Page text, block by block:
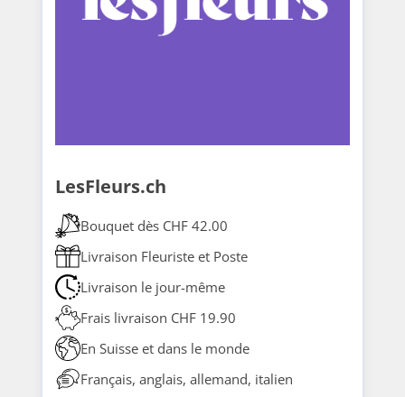
LesFleurs.ch
Bouquet dès CHF 42.00
Livraison Fleuriste et Poste
Livraison le jour-même
Frais livraison CHF 19.90
En Suisse et dans le monde
Français, anglais, allemand, italien